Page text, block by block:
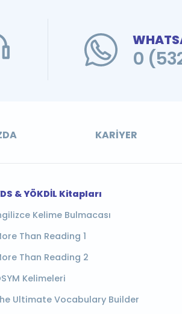
0
KARIYER
& YÖKDİL Kitapları
Kelime Bulmacası
Than Reading 1
Than Reading 2
Kelimeleri
Ultimate Vocabulary Builder